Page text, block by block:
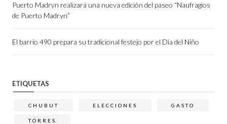
Puerto Madryn realizará una nueva edición del paseo “Naufragios
de Puerto Madryn”
El barrio 490 prepara su tradicional festejo por el Día del Niño
ETIQUETAS
CHUBUT ELECCIONES GASTO
TORRES